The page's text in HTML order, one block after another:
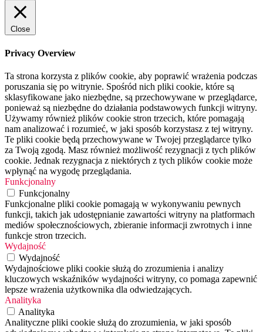
Close
Privacy Overview
Ta strona korzysta z plików cookie, aby poprawić wrażenia podczas
poruszania się po witrynie. Spośród nich pliki cookie, które są
sklasyfikowane jako niezbędne, są przechowywane w przeglądarce,
ponieważ są niezbędne do działania podstawowych funkcji witryny.
Używamy również plików cookie stron trzecich, które pomagają
nam analizować i rozumieć, w jaki sposób korzystasz z tej witryny.
Te pliki cookie będą przechowywane w Twojej przeglądarce tylko
za Twoją zgodą. Masz również możliwość rezygnacji z tych plików
cookie. Jednak rezygnacja z niektórych z tych plików cookie może
wpłynąć na wygodę przeglądania.
Funkcjonalny
Funkcjonalny
Funkcjonalne pliki cookie pomagają w wykonywaniu pewnych
funkcji, takich jak udostępnianie zawartości witryny na platformach
mediów społecznościowych, zbieranie informacji zwrotnych i inne
funkcje stron trzecich.
Wydajność
Wydajność
Wydajnościowe pliki cookie służą do zrozumienia i analizy
kluczowych wskaźników wydajności witryny, co pomaga zapewnić
lepsze wrażenia użytkownika dla odwiedzających.
Analityka
Analityka
Analityczne pliki cookie służą do zrozumienia, w jaki sposób